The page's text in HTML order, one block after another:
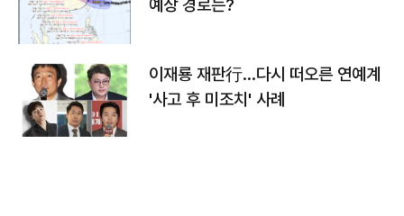
예상 경로는?
이재룡 재판行…다시 떠오른 연예계
'사고 후 미조치' 사례